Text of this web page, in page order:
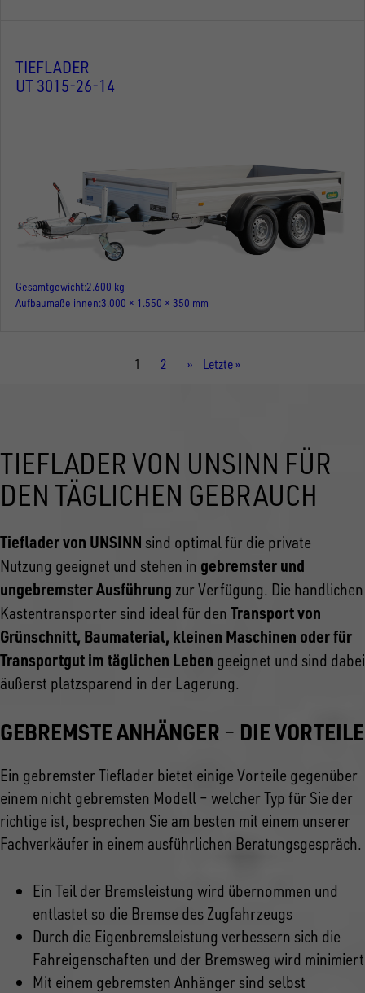
TIEFLADER
UT 3015-26-14
Gesamtgewicht 2.600 kg
Aufbaumaße innen 3.000 × 1.550 × 350 mm
Aktuelle
1 Seite
2
Nächste
››
Letzte
Letzte »
TIEFLADER VON UNSINN FÜR
DEN TÄGLICHEN GEBRAUCH
Tieflader von UNSINN sind optimal für die private
Nutzung geeignet und stehen in gebremster und
ungebremster Ausführung zur Verfügung. Die handlichen
Kastentransporter sind ideal für den Transport von
Grünschnitt, Baumaterial, kleinen Maschinen oder für
Transportgut im täglichen Leben geeignet und sind dabei
äußerst platzsparend in der Lagerung.
GEBREMSTE ANHÄNGER – DIE VORTEILE
Ein gebremster Tieflader bietet einige Vorteile gegenüber
einem nicht gebremsten Modell – welcher Typ für Sie der
richtige ist, besprechen Sie am besten mit einem unserer
Fachverkäufer in einem ausführlichen Beratungsgespräch.
Ein Teil der Bremsleistung wird übernommen und
entlastet so die Bremse des Zugfahrzeugs
Durch die Eigenbremsleistung verbessern sich die
Fahreigenschaften und der Bremsweg wird minimiert
Mit einem gebremsten Anhänger sind selbst